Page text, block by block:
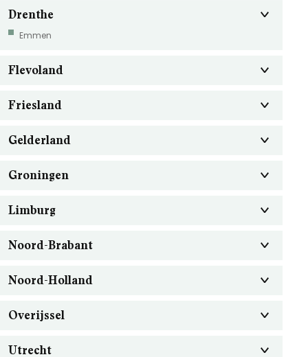
Drenthe
Emmen
Flevoland
Friesland
Gelderland
Groningen
Limburg
Noord-Brabant
Noord-Holland
Overijssel
Utrecht